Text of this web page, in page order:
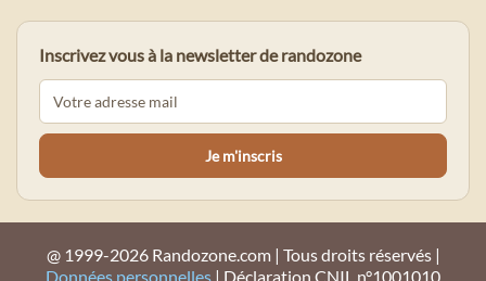
Inscrivez vous à la newsletter de randozone
@ 1999-2026 Randozone.com | Tous droits réservés |
Données personnelles | Déclaration CNIL n°1001010